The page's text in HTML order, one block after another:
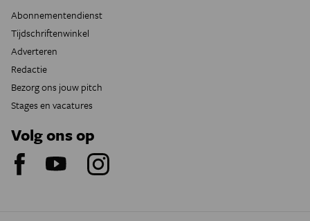
Abonnementendienst
Tijdschriftenwinkel
Adverteren
Redactie
Bezorg ons jouw pitch
Stages en vacatures
Volg ons op